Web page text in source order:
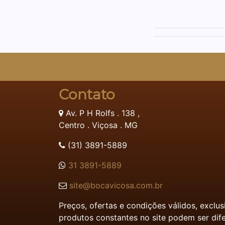
Contato
Av. P H Rolfs . 138 ,
Centro . Viçosa . MG
(31) 3891-5889
31 3891-5889
site@bocavicosa.com.br
Preços, ofertas e condições válidos,
produtos constantes no site podem ser